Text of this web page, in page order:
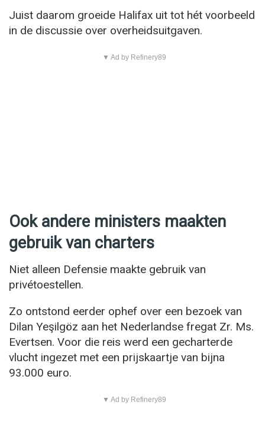
Juist daarom groeide Halifax uit tot hét voorbeeld
in de discussie over overheidsuitgaven.
▼ Ad by Refinery89
Ook andere ministers maakten
gebruik van charters
Niet alleen Defensie maakte gebruik van
privétoestellen.
Zo ontstond eerder ophef over een bezoek van
Dilan Yeşilgöz aan het Nederlandse fregat Zr. Ms.
Evertsen. Voor die reis werd een gecharterde
vlucht ingezet met een prijskaartje van bijna
93.000 euro.
▼ Ad by Refinery89